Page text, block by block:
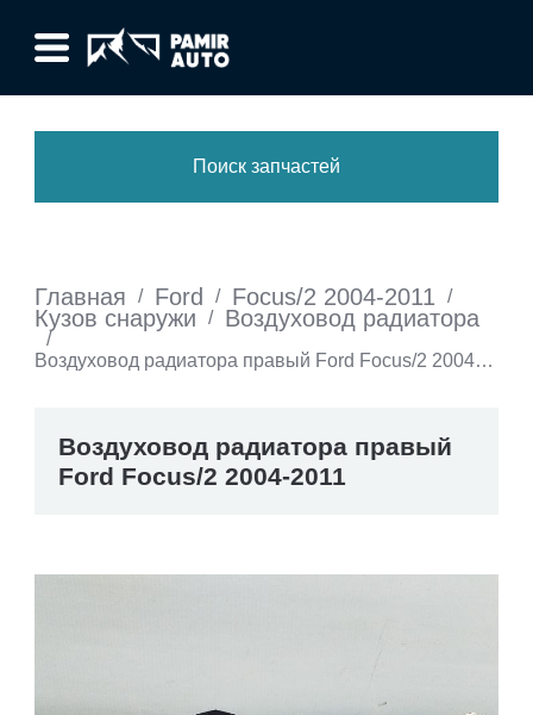
Поиск запчастей
Главная / Ford / Focus/2 2004-2011 /
Кузов снаружи / Воздуховод радиатора
/
Воздуховод радиатора правый Ford Focus/2 2004-
Воздуховод радиатора правый
Ford Focus/2 2004-2011